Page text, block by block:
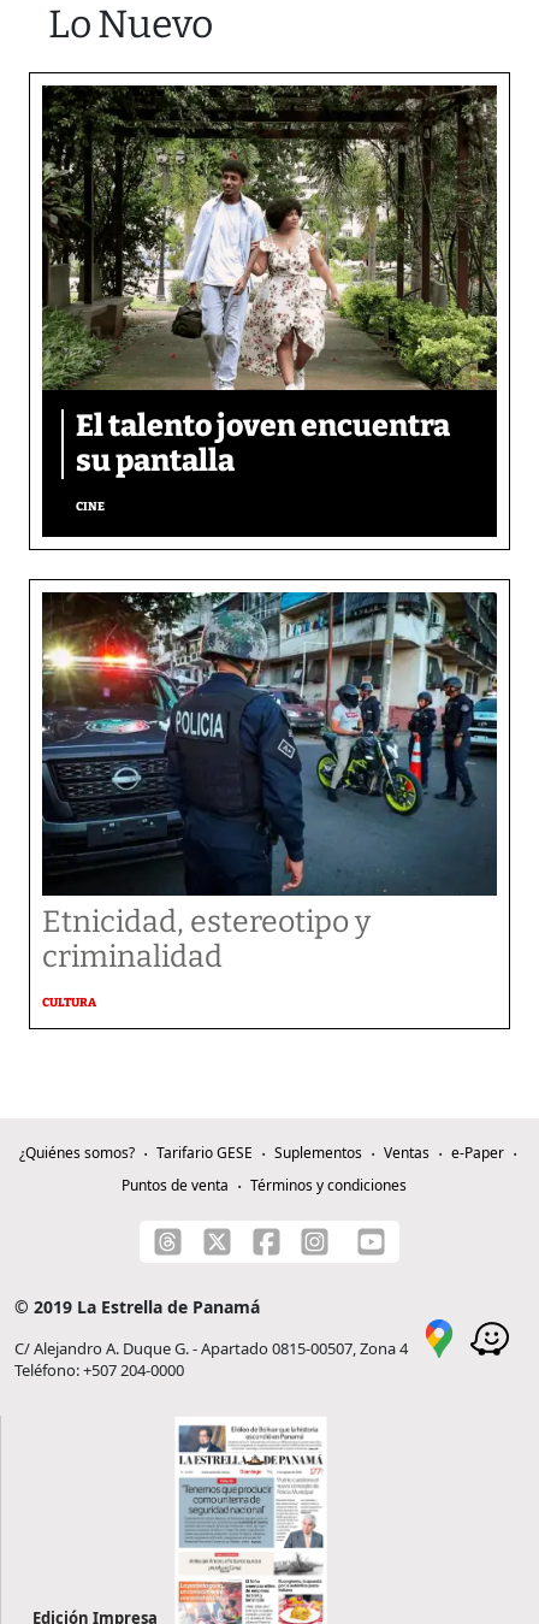
Lo Nuevo
El talento joven encuentra
su pantalla​
CINE
Etnicidad, estereotipo y
criminalidad
CULTURA
¿Quiénes somos? Tarifario GESE Suplementos Ventas
e-Paper
Puntos de venta
Términos y condiciones
© 2019 La Estrella de Panamá
C/ Alejandro A. Duque G. - Apartado 0815-00507, Zona 4
Teléfono: +507 204-0000
Edición Impresa